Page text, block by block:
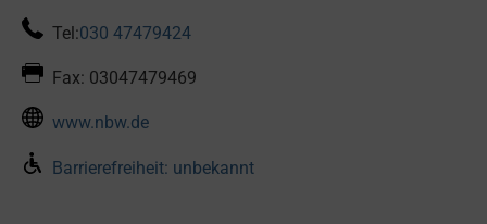
Tel:030 47479424
Fax: 03047479469
www.nbw.de
Barrierefreiheit: unbekannt